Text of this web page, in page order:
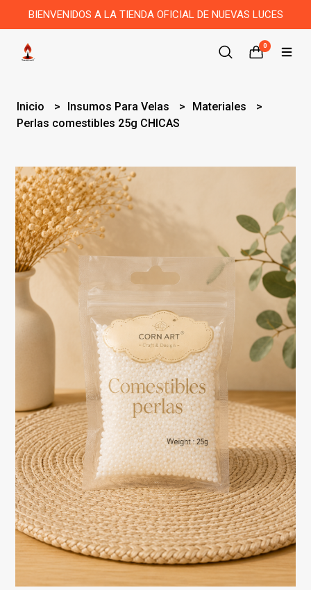
BIENVENIDOS A LA TIENDA OFICIAL DE NUEVAS LUCES
0
Inicio Insumos Para Velas
Materiales
Perlas comestibles 25g CHICAS